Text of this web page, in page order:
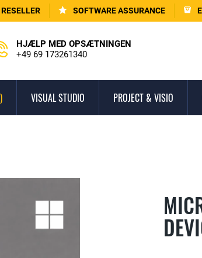
RESELLER SOFTWARE ASSURANCE
HJÆLP MED OPSÆTNINGEN
+49 69 173261340
VISUAL STUDIO PROJECT & VISIO